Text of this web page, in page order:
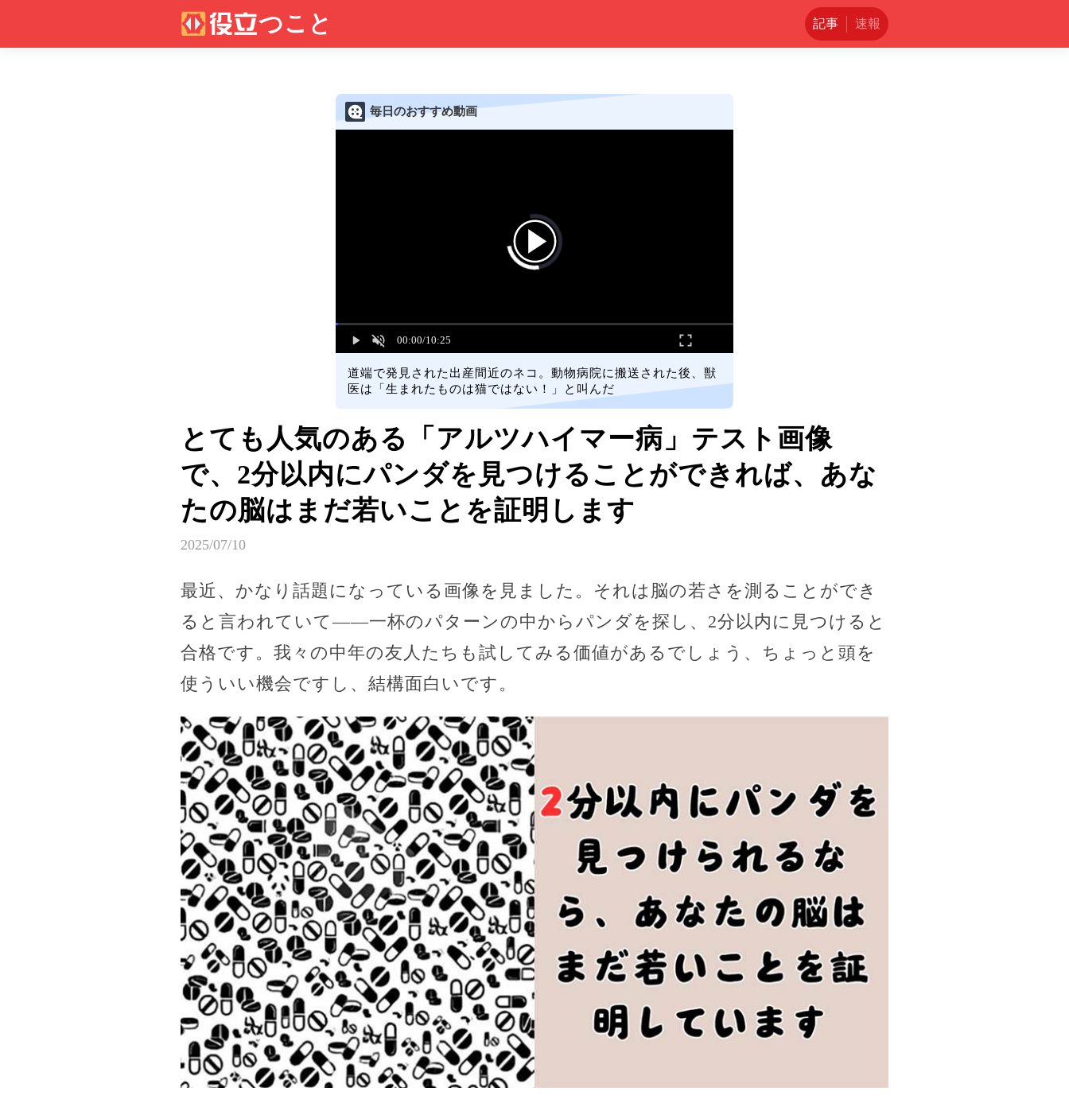
記事 速報
毎日のおすすめ動画
00:00/10:25
道端で発見された出産間近のネコ。動物病院に搬送された後、獣
医は「生まれたものは猫ではない！」と叫んだ
とても人気のある「アルツハイマー病」テスト画像
で、2分以内にパンダを見つけることができれば、あな
たの脳はまだ若いことを証明します
2025/07/10
最近、かなり話題になっている画像を見ました。それは脳の若さを測ることができ
ると言われていて——一杯のパターンの中からパンダを探し、2分以内に見つけると
合格です。我々の中年の友人たちも試してみる価値があるでしょう、ちょっと頭を
使ういい機会ですし、結構面白いです。